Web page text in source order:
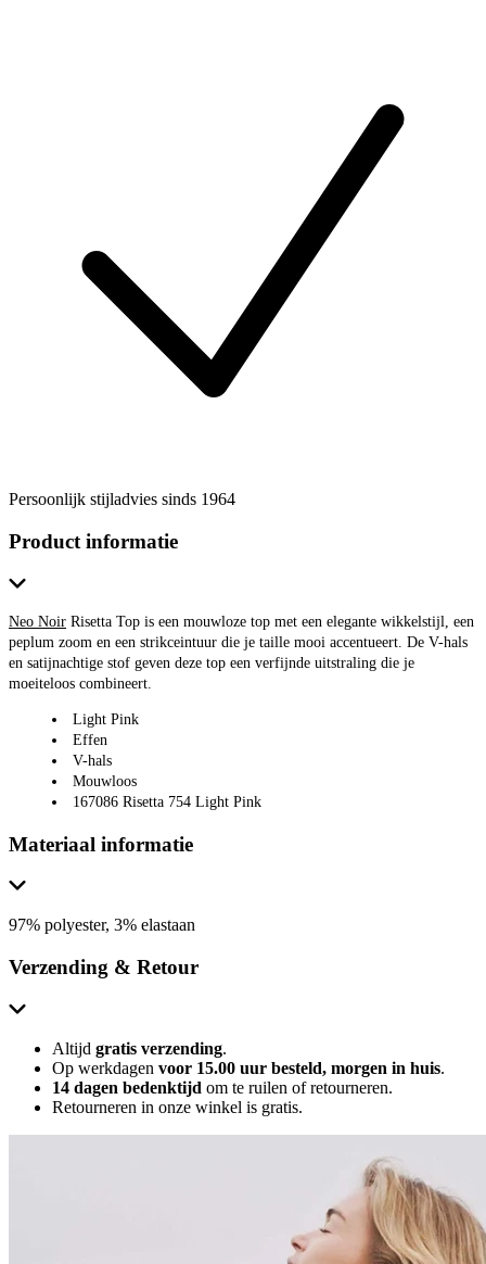
Persoonlijk stijladvies sinds 1964
Product informatie
Neo Noir Risetta Top is een mouwloze top met een elegante wikkelstijl, een
peplum zoom en een strikceintuur die je taille mooi accentueert. De V-hals
en satijnachtige stof geven deze top een verfijnde uitstraling die je
moeiteloos combineert.
Light Pink
Effen
V-hals
Mouwloos
167086 Risetta 754 Light Pink
Materiaal informatie
97% polyester, 3% elastaan
Verzending & Retour
Altijd gratis verzending.
Op werkdagen voor 15.00 uur besteld, morgen in huis.
14 dagen bedenktijd om te ruilen of retourneren.
Retourneren in onze winkel is gratis.